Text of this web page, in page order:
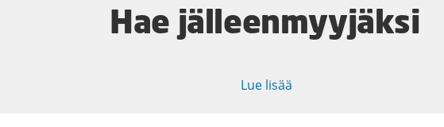
Hae jälleenmyyjäksi
Lue lisää